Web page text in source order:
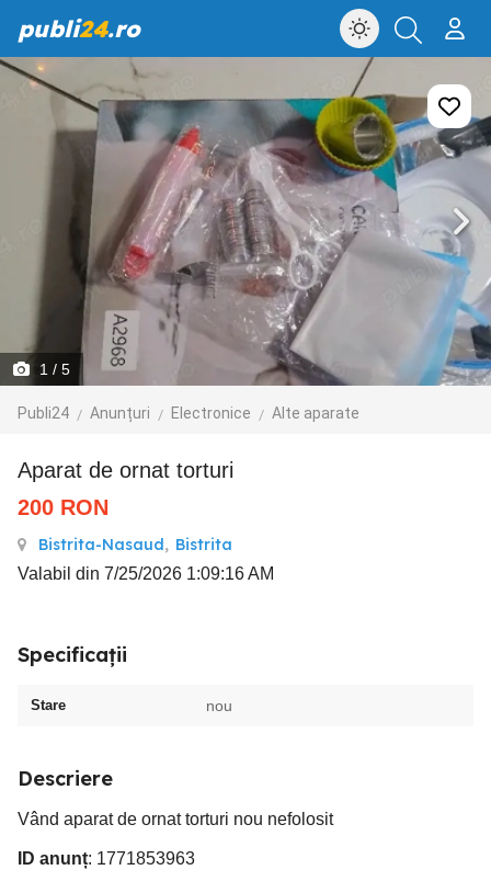
publi24.ro
1 / 5
Publi24 Anunțuri Electronice Alte aparate
Aparat de ornat torturi
200 RON
Bistrita-Nasaud, Bistrita
Valabil din 7/25/2026 1:09:16 AM
Specificații
Stare nou
Descriere
Vând aparat de ornat torturi nou nefolosit
ID anunț: 1771853963